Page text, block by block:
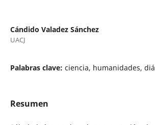
Cándido Valadez Sánchez
UACJ
Palabras clave: ciencia, humanidades,
Resumen